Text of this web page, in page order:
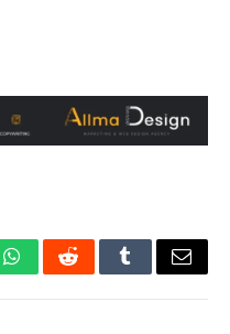
WhatsAppRedditTumblrEmail